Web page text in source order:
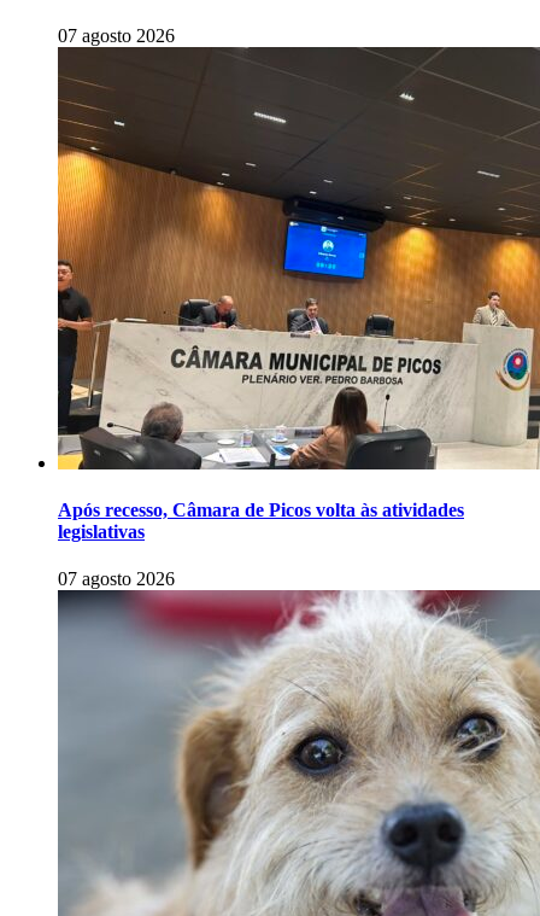
07 agosto 2026
Após recesso, Câmara de Picos volta às atividades
legislativas
07 agosto 2026